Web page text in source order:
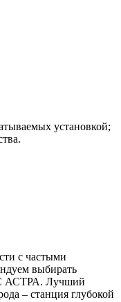
установкой;
с частыми
выбирать
АСТРА. Лучший
– станция глубокой